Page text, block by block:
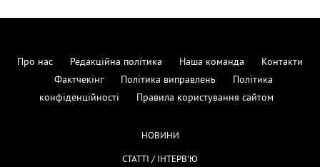
Про нас Редакційна політика Наша команда
Контакти
Фактчекінг
Політика виправлень
Політика
конфіденційності
Правила користування сайтом
НОВИНИ
СТАТТІ / ІНТЕРВ'Ю